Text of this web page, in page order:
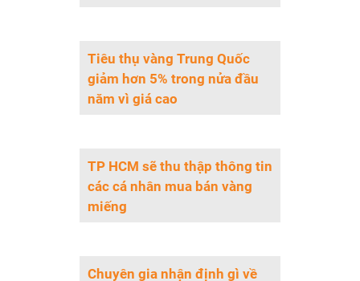
Tiêu thụ vàng Trung Quốc
giảm hơn 5% trong nửa đầu
năm vì giá cao
TP HCM sẽ thu thập thông tin
các cá nhân mua bán vàng
miếng
Chuyên gia nhận định gì về